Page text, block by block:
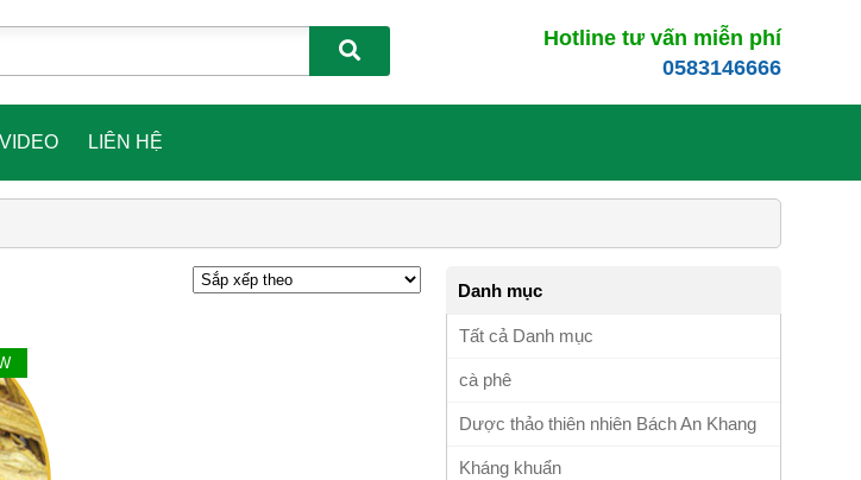
Hotline tư vấn miễn phí
0583146666
VIDEO LIÊN HỆ
Danh mục
Tất cả Danh mục
cà phê
Dược thảo thiên nhiên Bách An Khang
Kháng khuẩn